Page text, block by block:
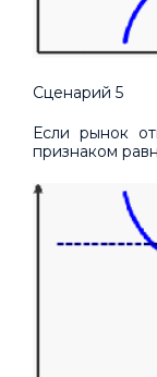
Сценарий 5
Если рынок
признаком